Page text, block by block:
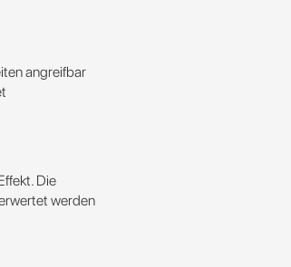
angreifbar
Die
werden